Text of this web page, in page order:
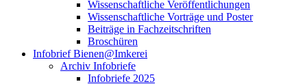
Wissenschaftliche Veröffentlichungen
Wissenschaftliche Vorträge und Poster
Beiträge in Fachzeitschriften
Broschüren
Infobrief Bienen@Imkerei
Archiv Infobriefe
Infobriefe 2025